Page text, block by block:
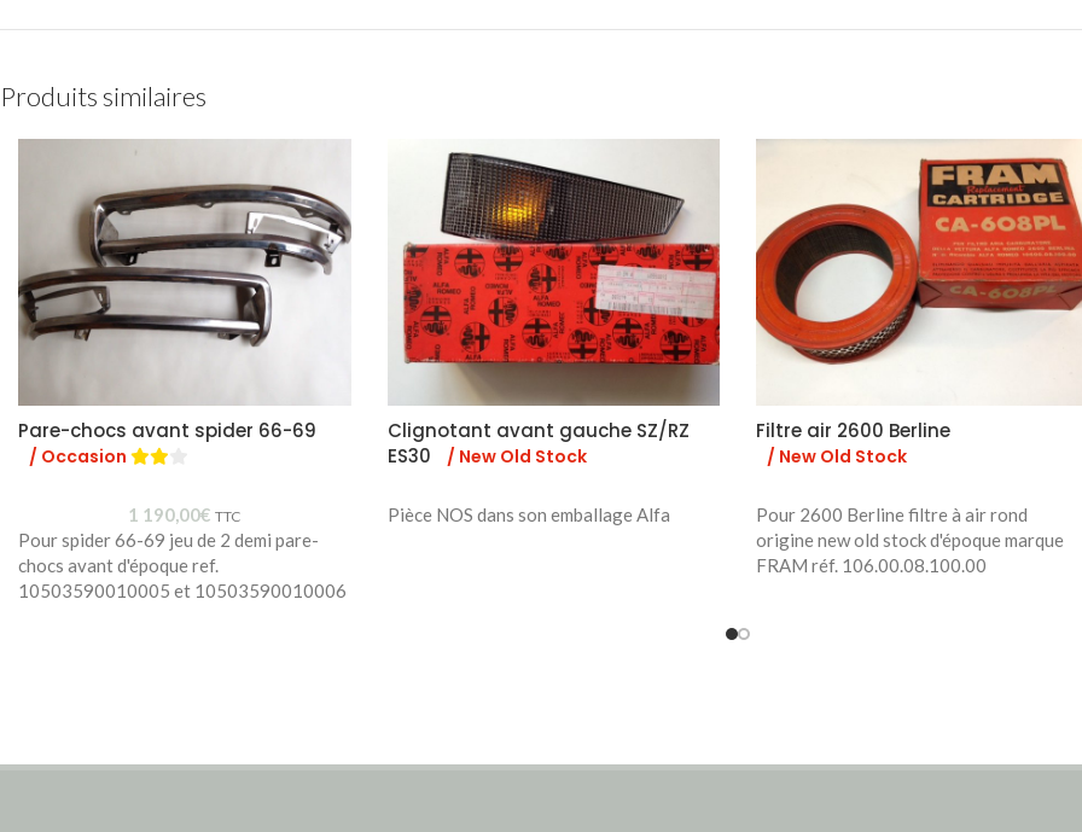
Produits similaires
Pare-chocs avant spider 66-69
/ Occasion
1 190,00€ TTC
Pour spider 66-69 jeu de 2 demi pare-
chocs avant d'époque ref.
10503590010005 et 10503590010006
Clignotant avant gauche SZ/RZ
ES30
/ New Old Stock
Pièce NOS dans son emballage Alfa
Filtre air 2600 Berline
/ New Old Stock
Pour 2600 Berline filtre à air rond
origine new old stock d'époque marque
FRAM réf. 106.00.08.100.00